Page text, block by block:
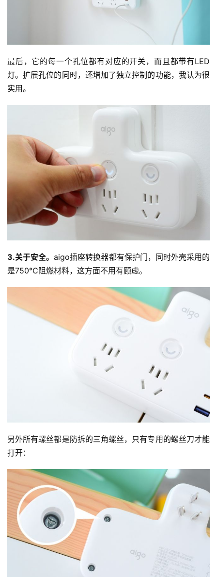
最后，它的每一个孔位都有对应的开关，而且都带有LED
灯。扩展孔位的同时，还增加了独立控制的功能，我认为很
实用。
3.关于安全。aigo插座转换器都有保护门，同时外壳采用的
是750℃阻燃材料，这方面不用有顾虑。
另外所有螺丝都是防拆的三角螺丝，只有专用的螺丝刀才能
打开：